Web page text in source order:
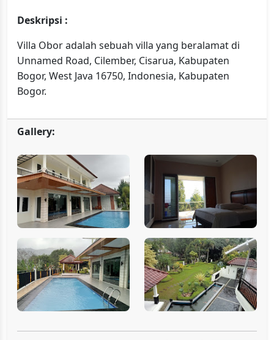
Deskripsi :
Villa Obor adalah sebuah villa yang beralamat di
Unnamed Road, Cilember, Cisarua, Kabupaten
Bogor, West Java 16750, Indonesia, Kabupaten
Bogor.
Gallery: